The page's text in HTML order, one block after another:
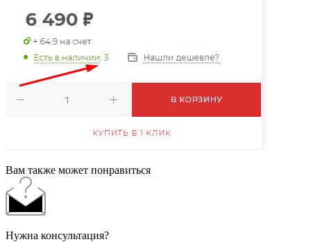
Вам также может понравиться
Нужна консультация?